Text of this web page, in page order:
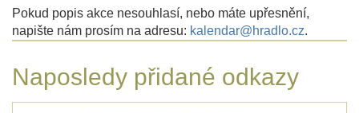
Pokud popis akce nesouhlasí, nebo máte upřesnění,
napište nám prosím na adresu: kalendar@hradlo.cz.
Naposledy přidané odkazy